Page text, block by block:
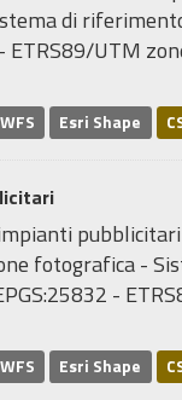
di
ETRS89/UTM
WFS Esri Shape
fotografica -
-
WFS Esri Shape